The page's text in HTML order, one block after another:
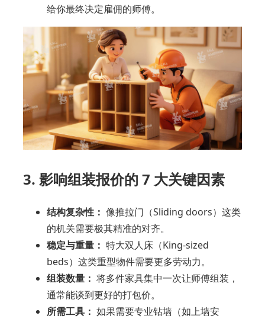
给你最终决定雇佣的师傅。
3. 影响组装报价的 7 大关键因素
结构复杂性： 像推拉门（Sliding doors）这类
的机关需要极其精准的对齐。
稳定与重量： 特大双人床（King-sized
beds）这类重型物件需要更多劳动力。
组装数量： 将多件家具集中一次让师傅组装，
通常能谈到更好的打包价。
所需工具： 如果需要专业钻墙（如上墙安